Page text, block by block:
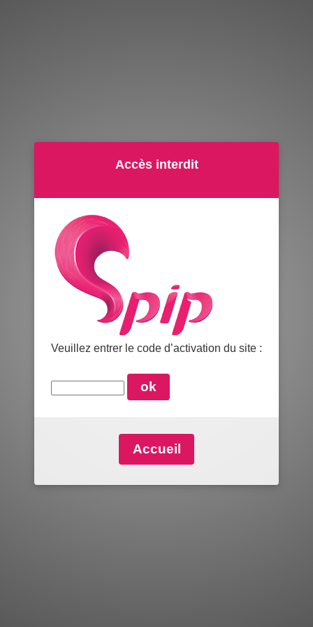
Accès interdit
Veuillez entrer le code d’activation du site :
Accueil